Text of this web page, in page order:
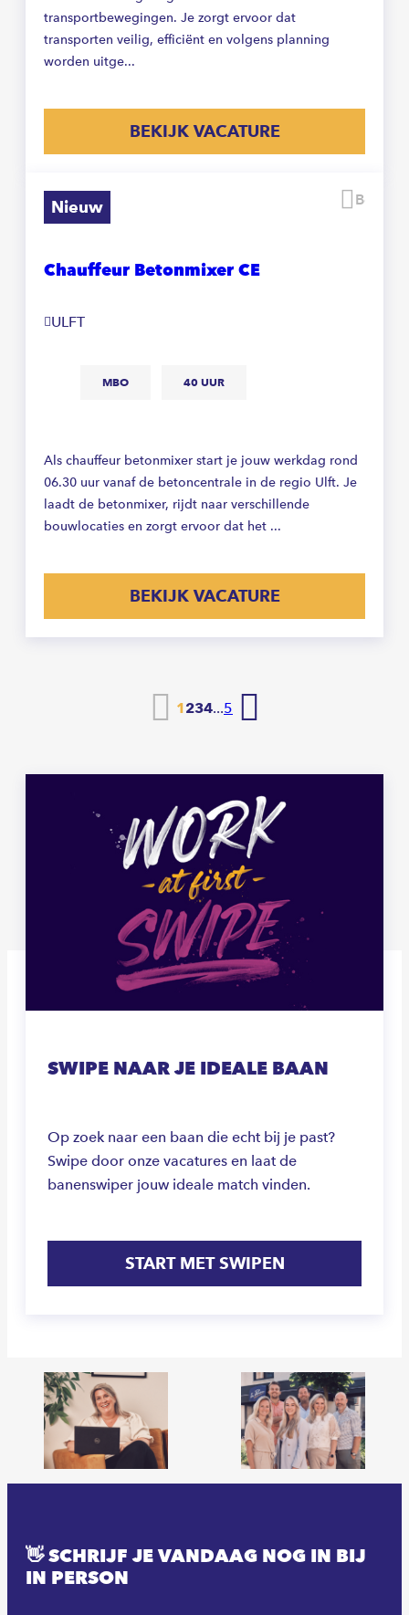
transportbewegingen. Je zorgt ervoor dat
transporten veilig, efficiënt en volgens planning
worden uitge...
BEKIJK VACATURE
Nieuw
Chauffeur Betonmixer CE
ULFT
MBO 40 UUR
Als chauffeur betonmixer start je jouw werkdag rond
06.30 uur vanaf de betoncentrale in de regio Ulft. Je
laadt de betonmixer, rijdt naar verschillende
bouwlocaties en zorgt ervoor dat het ...
BEKIJK VACATURE
Vorige
1234...5
SWIPE NAAR JE IDEALE BAAN
Op zoek naar een baan die echt bij je past?
Swipe door onze vacatures en laat de
banenswiper jouw ideale match vinden.
START MET SWIPEN
👋 SCHRIJF JE VANDAAG NOG IN BIJ
IN PERSON